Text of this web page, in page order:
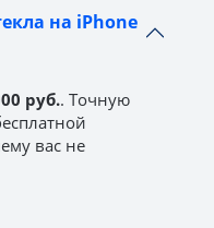
на iPhone
руб.. Точную
вас не